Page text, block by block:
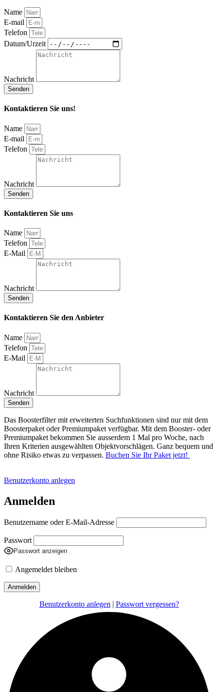
Name
E-mail
Telefon
Datum/Urzeit
Nachricht
Senden
Kontaktieren Sie uns!
Name
E-mail
Telefon
Nachricht
Senden
Kontaktieren Sie uns
Name
Telefon
E-Mail
Nachricht
Senden
Kontaktieren Sie den Anbieter
Name
Telefon
E-Mail
Nachricht
Senden
Das Boosterfilter mit erweiterten Suchfunktionen sind nur mit dem
Boosterpaket oder Premiumpaket verfügbar. Mit dem Booster- oder
Premiumpaket bekommen Sie ausserdem 1 Mal pro Woche, nach
Ihren Kriterien ausgewählten Objektvorschlägen. Ganz bequem und
ohne Risiko etwas zu verpassen. Buchen Sie Ihr Paket jetzt!
Benutzerkonto anlegen
Anmelden
Benutzername oder E-Mail-Adresse
Passwort
Passwort anzeigen
Angemeldet bleiben
Benutzerkonto anlegen | Passwort vergessen?